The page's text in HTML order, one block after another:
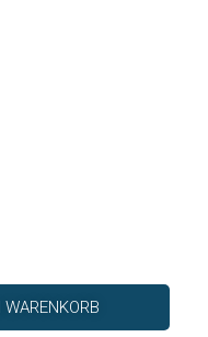
WARENKORB